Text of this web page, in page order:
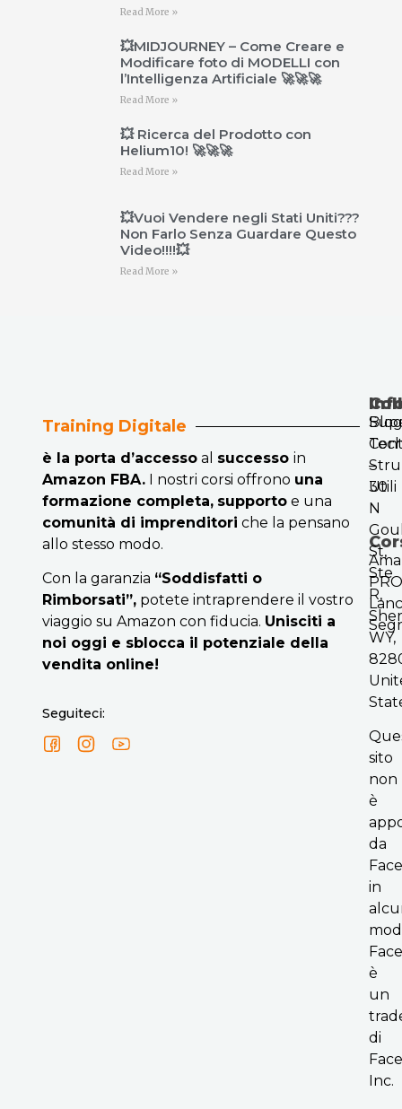
Read More »
💥MIDJOURNEY – Come Creare e
Modificare foto di MODELLI con
l’Intelligenza Artificiale 🚀🚀🚀
Read More »
💥 Ricerca del Prodotto con
Helium10! 🚀🚀🚀
Read More »
💥Vuoi Vendere negli Stati Uniti???
Non Farlo Senza Guardare Questo
Video!!!!💥
Read More »
Training Digitale
è la porta d’accessoal successo in
Amazon FBA.I nostri corsi offrono una
formazione completa, supportoe una
comunità di imprenditori che la pensano
allo stesso modo.
Con la garanzia “Soddisfatti o
Rimborsati”,potete intraprendere il vostro
viaggio su Amazon con fiducia. Unisciti a
noi oggi e sblocca il potenziale della
vendita online!
Seguiteci:
Utili
–
30
N
St,
Ste
R,
WY,
sito
non
è
da
in
è
un
di
Inc.